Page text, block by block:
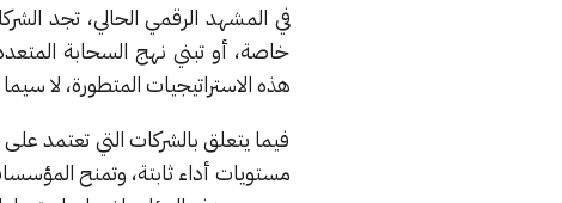
في المشهد الرقمي الحالي، تجد
خاصة، أو تبني نهج السحابة
هذه الاستراتيجيات المتطورة، لا
فيما يتعلق بالشركات التي تعتمد
مستويات أداء ثابتة، وتمنح